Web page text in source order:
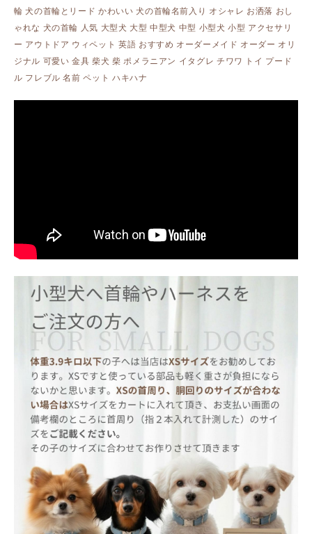
輪 犬の首輪とリード かわいい 犬の首輪名前入り オシャレ お洒落 おし
ゃれな 犬の首輪 人気 大型犬 大型 中型犬 中型 小型犬 小型 アクセサリ
ー アウトドア ウィペット 英語 おすすめ オーダーメイド オーダー オリ
ジナル 可愛い 金具 柴犬 柴 ポメラニアン イタグレ チワワ トイ プード
ル フレブル 名前 ペット ハキハナ